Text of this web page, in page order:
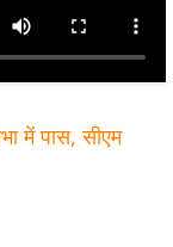
प्रबंधन व्यवस्थाओं की
में पास, सीएम